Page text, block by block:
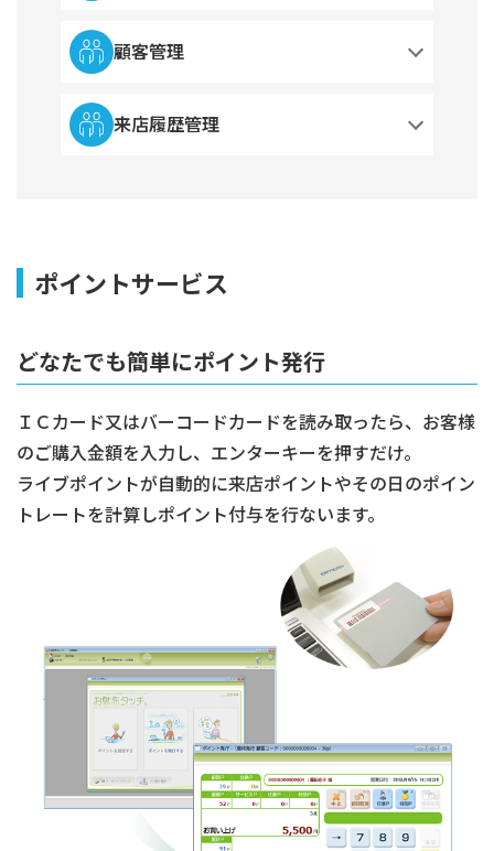
顧客管理
来店履歴管理
ポイントサービス
どなたでも簡単にポイント発行
ＩＣカード又はバーコードカードを読み取ったら、お客様
のご購入金額を入力し、エンターキーを押すだけ。
ライブポイントが自動的に来店ポイントやその日のポイン
トレートを計算しポイント付与を行ないます。